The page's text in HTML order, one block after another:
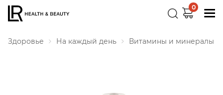
0
Здоровье На каждый день Витамины и минералы